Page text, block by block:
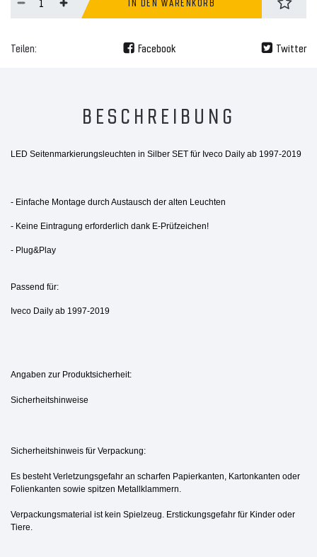
Teilen: Facebook Twitter
BESCHREIBUNG
LED Seitenmarkierungsleuchten in Silber SET für Iveco Daily ab 1997-2019
- Einfache Montage durch Austausch der alten Leuchten
- Keine Eintragung erforderlich dank E-Prüfzeichen!
- Plug&Play
Passend für:
Iveco Daily ab 1997-2019
Angaben zur Produktsicherheit:
Sicherheitshinweise
Sicherheitshinweis für Verpackung:
Es besteht Verletzungsgefahr an scharfen Papierkanten, Kartonkanten oder
Folienkanten sowie spitzen Metallklammern.
Verpackungsmaterial ist kein Spielzeug. Erstickungsgefahr für Kinder oder
Tiere.